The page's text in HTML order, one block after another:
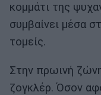
κομμάτι της
συμβαίνει μέσα
τομείς.
Στην πρωινή ζώνη
ζογκλέρ. Όσον